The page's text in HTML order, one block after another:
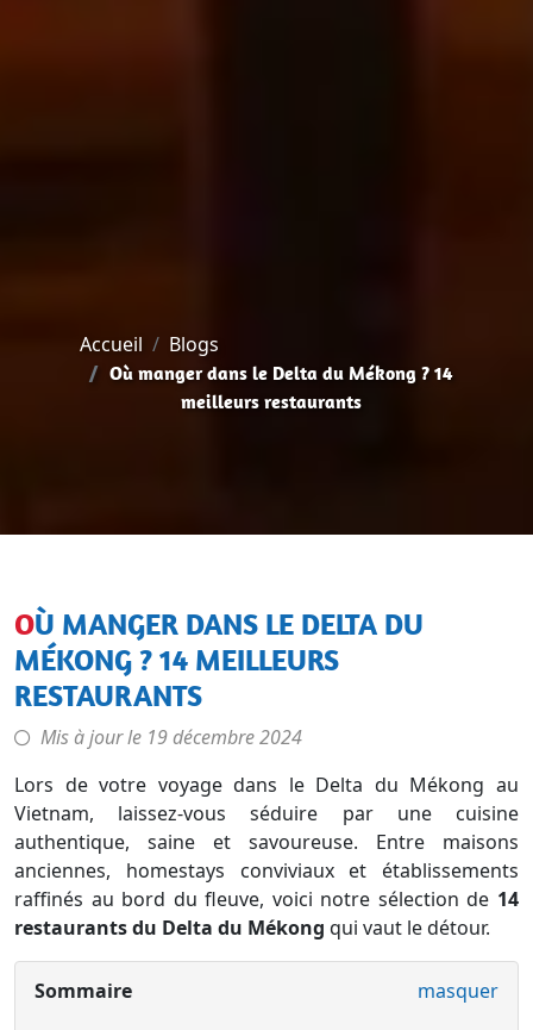
Accueil Blogs
Où manger dans le Delta du Mékong ? 14
meilleurs restaurants
OÙ MANGER DANS LE DELTA DU
MÉKONG ? 14 MEILLEURS
RESTAURANTS
Mis à jour le 19 décembre 2024
Lors de votre voyage dans le Delta du Mékong au
Vietnam, laissez-vous séduire par une cuisine
authentique, saine et savoureuse. Entre maisons
anciennes, homestays conviviaux et établissements
raffinés au bord du fleuve, voici notre sélection de 14
restaurants du Delta du Mékong qui vaut le détour.
Sommaire masquer